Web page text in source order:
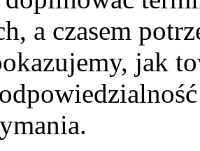
a czasem
jak